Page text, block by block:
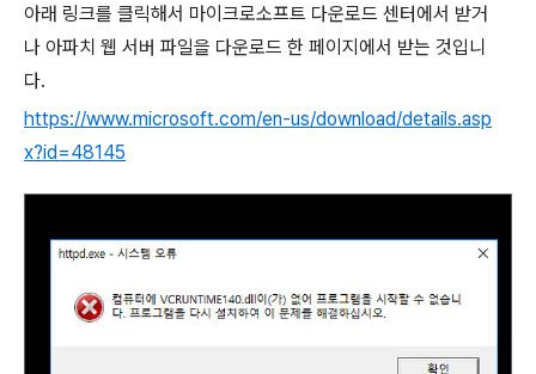
아래 링크를 클릭해서 마이크로소프트 다운로드 센터에서 받거
나 아파치 웹 서버 파일을 다운로드 한 페이지에서 받는 것입니
다.
https://www.microsoft.com/en-us/download/details.asp
x?id=48145